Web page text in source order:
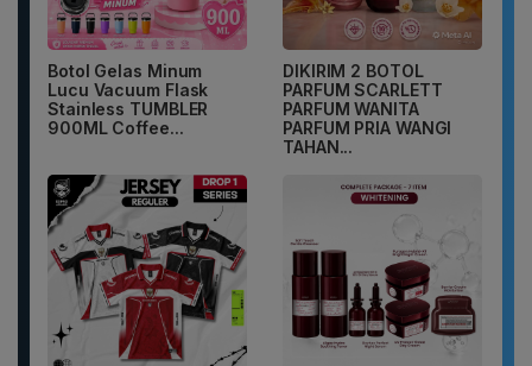
Botol Gelas Minum
Lucu Vacuum Flask
Stainless TUMBLER
900ML Coffee...
DIKIRIM 2 BOTOL
PARFUM SCARLETT
PARFUM WANITA
PARFUM PRIA WANGI
TAHAN...